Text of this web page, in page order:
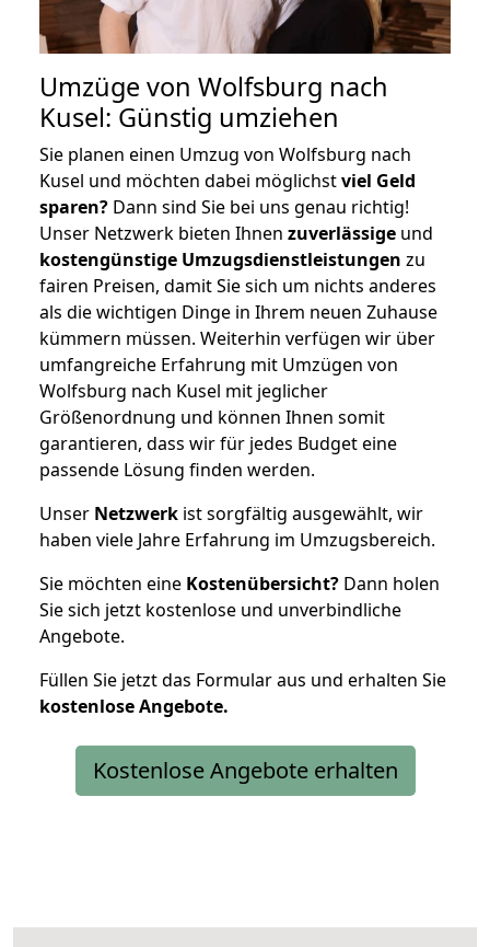
Umzüge von Wolfsburg nach
Kusel: Günstig umziehen
Sie planen einen Umzug von Wolfsburg nach
Kusel und möchten dabei möglichstviel Geld
sparen? Dann sind Sie bei uns genau richtig!
Unser Netzwerk bieten Ihnen zuverlässige und
kostengünstige Umzugsdienstleistungen zu
fairen Preisen, damit Sie sich um nichts anderes
als die wichtigen Dinge in Ihrem neuen Zuhause
kümmern müssen. Weiterhin verfügen wir über
umfangreiche Erfahrung mit Umzügen von
Wolfsburg nach Kusel mit jeglicher
Größenordnung und können Ihnen somit
garantieren, dass wir für jedes Budget eine
passende Lösung finden werden.
Unser Netzwerk ist sorgfältig ausgewählt, wir
haben viele Jahre Erfahrung im Umzugsbereich.
Sie möchten eine Kostenübersicht? Dann holen
Sie sich jetzt kostenlose und unverbindliche
Angebote.
Füllen Sie jetzt das Formular aus und erhalten Sie
kostenloseAngebote.
Kostenlose Angebote erhalten